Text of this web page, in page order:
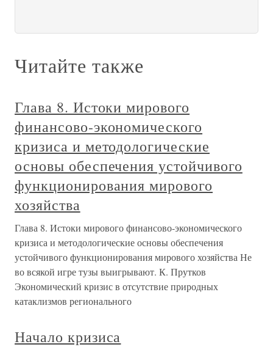
Читайте также
Глава 8. Истоки мирового
финансово-экономического
кризиса и методологические
основы обеспечения устойчивого
функционирования мирового
хозяйства
Глава 8. Истоки мирового финансово-экономического
кризиса и методологические основы обеспечения
устойчивого функционирования мирового хозяйства Не
во всякой игре тузы выигрывают. К. Прутков
Экономический кризис в отсутствие природных
катаклизмов регионального
Начало кризиса